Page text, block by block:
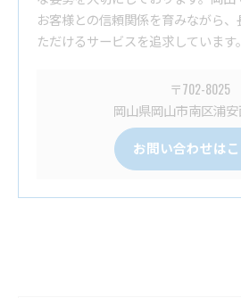
お客様との信頼関係を育みながら
ただけるサービスを追求しています。
〒702-8025
岡山県岡山市南区浦
お問い合わせは